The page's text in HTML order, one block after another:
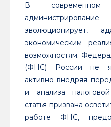
В современном
эволюционирует,
экономическим
возможностям.
(ФНС) России не
активно внедряя
и анализа
статья призвана
работе ФНС,